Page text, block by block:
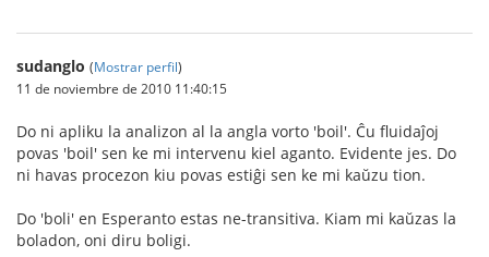
sudanglo (Mostrar perfil)
11 de noviembre de 2010 11:40:15
Do ni apliku la analizon al la angla vorto 'boil'. Ĉu fluidaĵoj
povas 'boil' sen ke mi intervenu kiel aganto. Evidente jes. Do
ni havas procezon kiu povas estiĝi sen ke mi kaŭzu tion.
Do 'boli' en Esperanto estas ne-transitiva. Kiam mi kaŭzas la
boladon, oni diru boligi.